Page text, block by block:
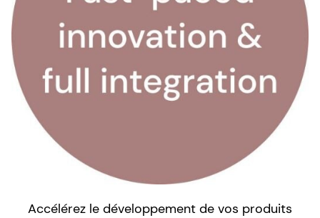
Accélérez le développement de vos produits